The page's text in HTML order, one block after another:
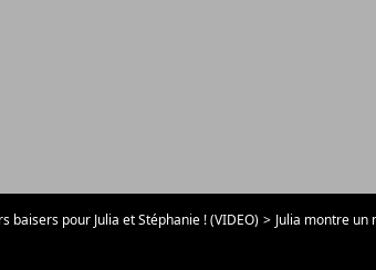
baisers pour Julia et Stéphanie ! (VIDEO) Julia montre un